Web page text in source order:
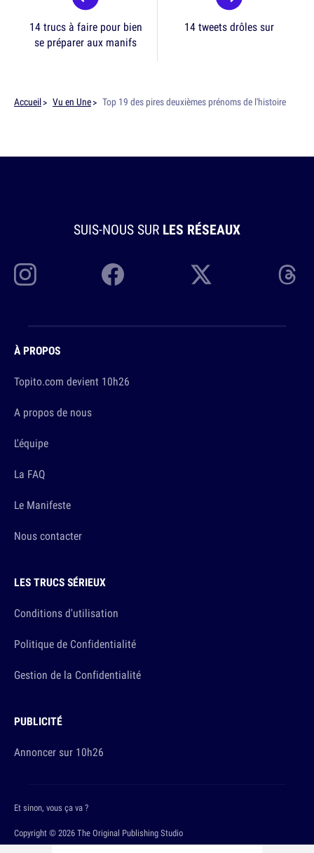
14 trucs à faire pour bien
se préparer aux manifs
14 tweets drôles sur
Accueil Vu en Une Top 19 des pires deuxièmes prénoms de l'histoire
SUIS-NOUS SUR LES RÉSEAUX
À PROPOS
Topito.com devient 10h26
A propos de nous
L'équipe
La FAQ
Le Manifeste
Nous contacter
LES TRUCS SÉRIEUX
Conditions d'utilisation
Politique de Confidentialité
Gestion de la Confidentialité
PUBLICITÉ
Annoncer sur 10h26
Copyright © 2026 The Original Publishing Studio
Et sinon, vous ça va ?